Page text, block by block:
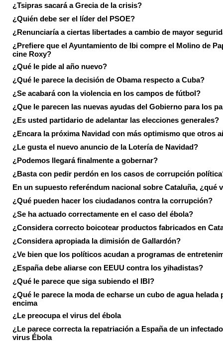
¿Tsipras sacará a Grecia de la crisis?
¿Quién debe ser el líder del PSOE?
¿Renunciaría a ciertas libertades a cambio de mayor
¿Prefiere que el Ayuntamiento de Ibi compre el Molino de
cine Roxy?
¿Qué le pide al año nuevo?
¿Qué le parece la decisión de Obama respecto a Cuba?
¿Se acabará con la violencia en los campos de fútbol?
¿Que le parecen las nuevas ayudas del Gobierno para los
¿Es usted partidario de adelantar las elecciones generales?
¿Encara la próxima Navidad con más optimismo que otros
¿Le gusta el nuevo anuncio de la Lotería de Navidad?
¿Podemos llegará finalmente a gobernar?
¿Basta con pedir perdón en los casos de corrupción
En un supuesto referéndum nacional sobre Cataluña, ¿qué
¿Qué pueden hacer los ciudadanos contra la corrupción?
¿Se ha actuado correctamente en el caso del ébola?
¿Considera correcto boicotear productos fabricados en
¿Considera apropiada la dimisión de Gallardón?
¿Ve bien que los políticos acudan a programas de
¿España debe aliarse con EEUU contra los yihadistas?
¿Qué le parece que siga subiendo el IBI?
¿Qué le parece la moda de echarse un cubo de agua helada
encima
¿Le preocupa el virus del ébola
¿Le parece correcta la repatriación a España de un
virus Ébola